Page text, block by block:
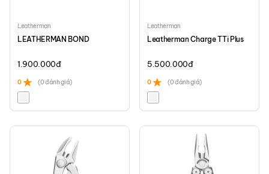
Leatherman
LEATHERMAN BOND
1.900.000đ
0 (0 đánh giá)
Leatherman
Leatherman Charge TTi Plus
5.500.000đ
0 (0 đánh giá)